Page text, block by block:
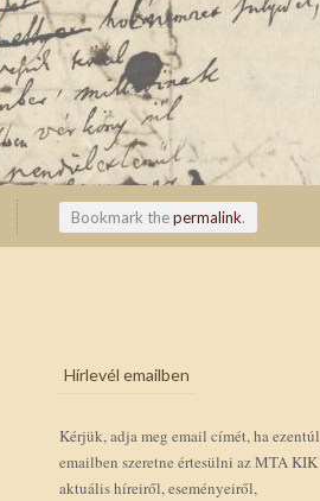
Bookmark thepermalink.
Hírlevél emailben
Kérjük, adja meg email címét, ha ezentúl
emailben szeretne értesülni az MTA KIK
aktuális híreiről, eseményeiről,